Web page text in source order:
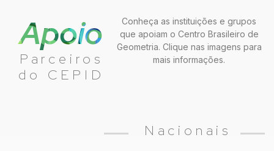
Apoio
Parceiros
do CEPID
Conheça as instituições e grupos
que apoiam o Centro Brasileiro de
Geometria. Clique nas imagens para
mais informações.
Nacionais